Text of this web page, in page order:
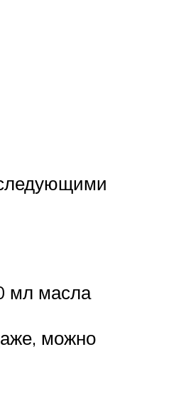
мл масла
можно